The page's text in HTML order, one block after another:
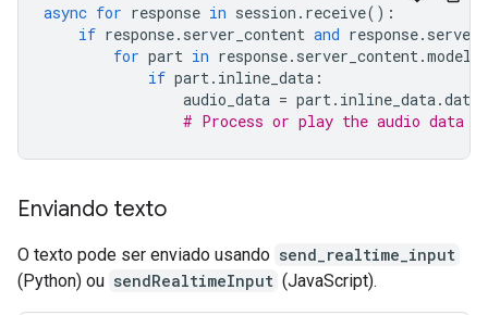
async for response in session . receive():
if response. server_content and response.
for part in response. server_content.
if part. inline_data :
audio_data = part. inline_data.data
# Process or play the audio data
Enviando texto
O texto pode ser enviado usando send_realtime_input
(Python) ou sendRealtimeInput (JavaScript).